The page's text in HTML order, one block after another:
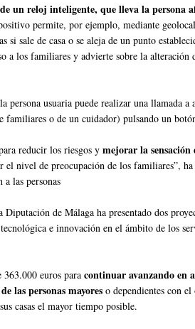
un reloj inteligente, que lleva la persona
permite, por ejemplo, mediante
si sale de casa o se aleja de un punto
a los familiares y advierte sobre la alteración
persona usuaria puede realizar una llamada a
familiares o de un cuidador) pulsando un
reducir los riesgos y mejorar la sensación
el nivel de preocupación de los familiares”,
las personas
de Málaga ha presentado dos
e innovación en el ámbito de los
euros para continuar avanzando en
las personas mayores o dependientes con
casas el mayor tiempo posible.